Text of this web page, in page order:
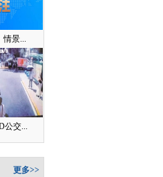
情景...
公交...
更多>>